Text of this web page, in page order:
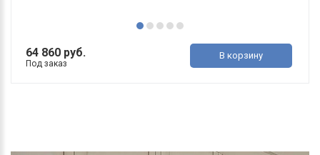
64 860 руб.
Под заказ
В корзину